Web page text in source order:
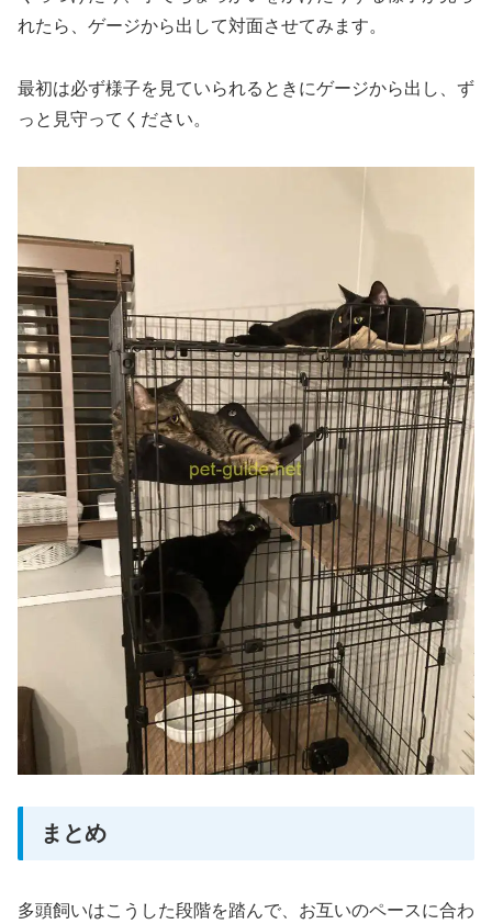
れたら、ゲージから出して対面させてみます。
最初は必ず様子を見ていられるときにゲージから出し、ず
っと見守ってください。
まとめ
多頭飼いはこうした段階を踏んで、お互いのペースに合わ